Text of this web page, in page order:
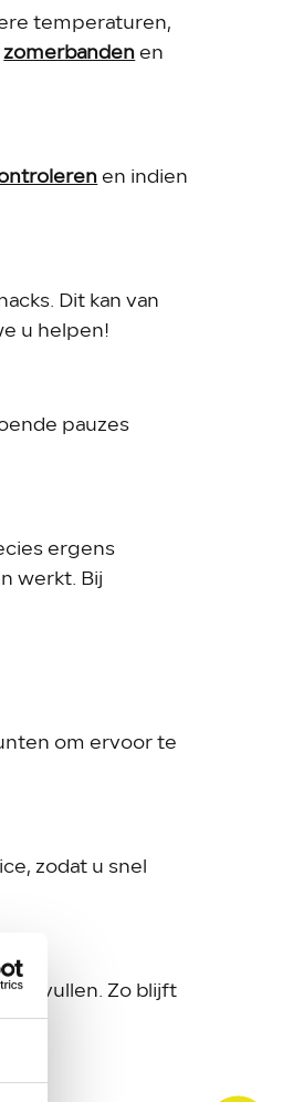
temperaturen,
zomerbanden en
en indien
Dit kan van
u helpen!
pauzes
ergens
werkt. Bij
om ervoor te
zodat u snel
bijvullen. Zo blijft